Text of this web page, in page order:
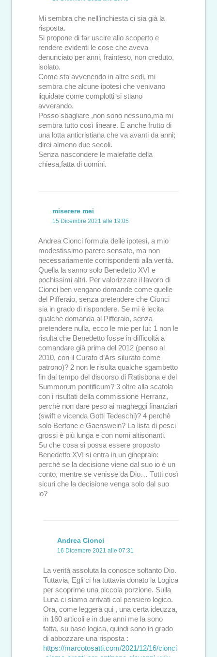
Mi sembra che nell’inchiesta ci sia già la
risposta.
Si propone di far uscire allo scoperto e
rendere evidenti le cose che aveva
denunciato per anni, frainteso, non creduto,
isolato.
Come sta avvenendo in altre sedi, mi
sembra che alcune ipotesi che venivano
liquidate come complotti si stiano
avverando.
Posso sbagliare ,non sono nessuno,ma mi
sembra tutto così lineare. E anche frutto di
una lotta anticristiana che va avanti da anni;
direi almeno due secoli.
Senza nascondere le malefatte della
chiesa,fatta di uomini.
miserere mei
15 Dicembre 2021 alle 19:05
Andrea Cionci formula delle ipotesi, a mio
modestissimo parere sensate, ma non
necessariamente corrispondenti alla verità.
Quella la sanno solo Benedetto XVI e
pochissimi altri. Per valorizzare il lavoro di
Cionci ben vengano domande come quelle
del Pifferaio, senza pretendere che Cionci
sia in grado di rispondere. Se mi è lecita
qualche domanda al Pifferaio, senza
pretendere nulla, ecco le mie per lui: 1 non le
risulta che Benedetto fosse in difficoltà a
comandare già prima del 2012 (penso al
2010, con il Curato d’Ars silurato come
patrono)? 2 non le risulta qualche sgambetto
fin dal tempo del discorso di Ratisbona e del
Summorum pontificum? 3 oltre alla scatola
con i risultati della commissione Herranz,
perchè non dare peso ai magheggi finanziari
(swift e vicenda Gotti Tedeschi)? 4 perchè
solo Bertone e Gaenswein? La lista di pesci
grossi è più lunga e con nomi altisonanti.
Su che cosa si possa essere proposto
Benedetto XVI si entra in un ginepraio:
perchè se la decisione viene dal suo io è un
conto, mentre se venisse da Dio… Tutti così
sicuri che la decisione venga solo dal suo
io?
Andrea Cionci
16 Dicembre 2021 alle 07:31
La verità assoluta la conosce soltanto Dio.
Tuttavia, Egli ci ha tuttavia donato la Logica
per scoprirne una piccola porzione. Sulla
Luna ci siamo arrivati col pensiero logico.
Ora, come leggerà qui , una certa ideuzza,
in 160 articoli e in due anni me la sono
fatta, su base logica, quindi sono in grado
di abbozzare una risposta :
https://marcotosatti.com/2021/12/16/cionci